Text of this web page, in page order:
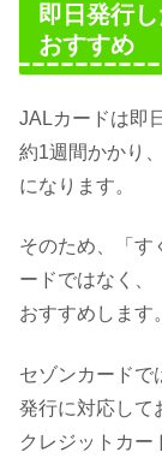
即日発行
おすすめ
JALカードは即
約1週間かかり
になります。
そのため、「す
ードではなく、
おすすめします。
セゾンカードで
発行に対応して
クレジットカー